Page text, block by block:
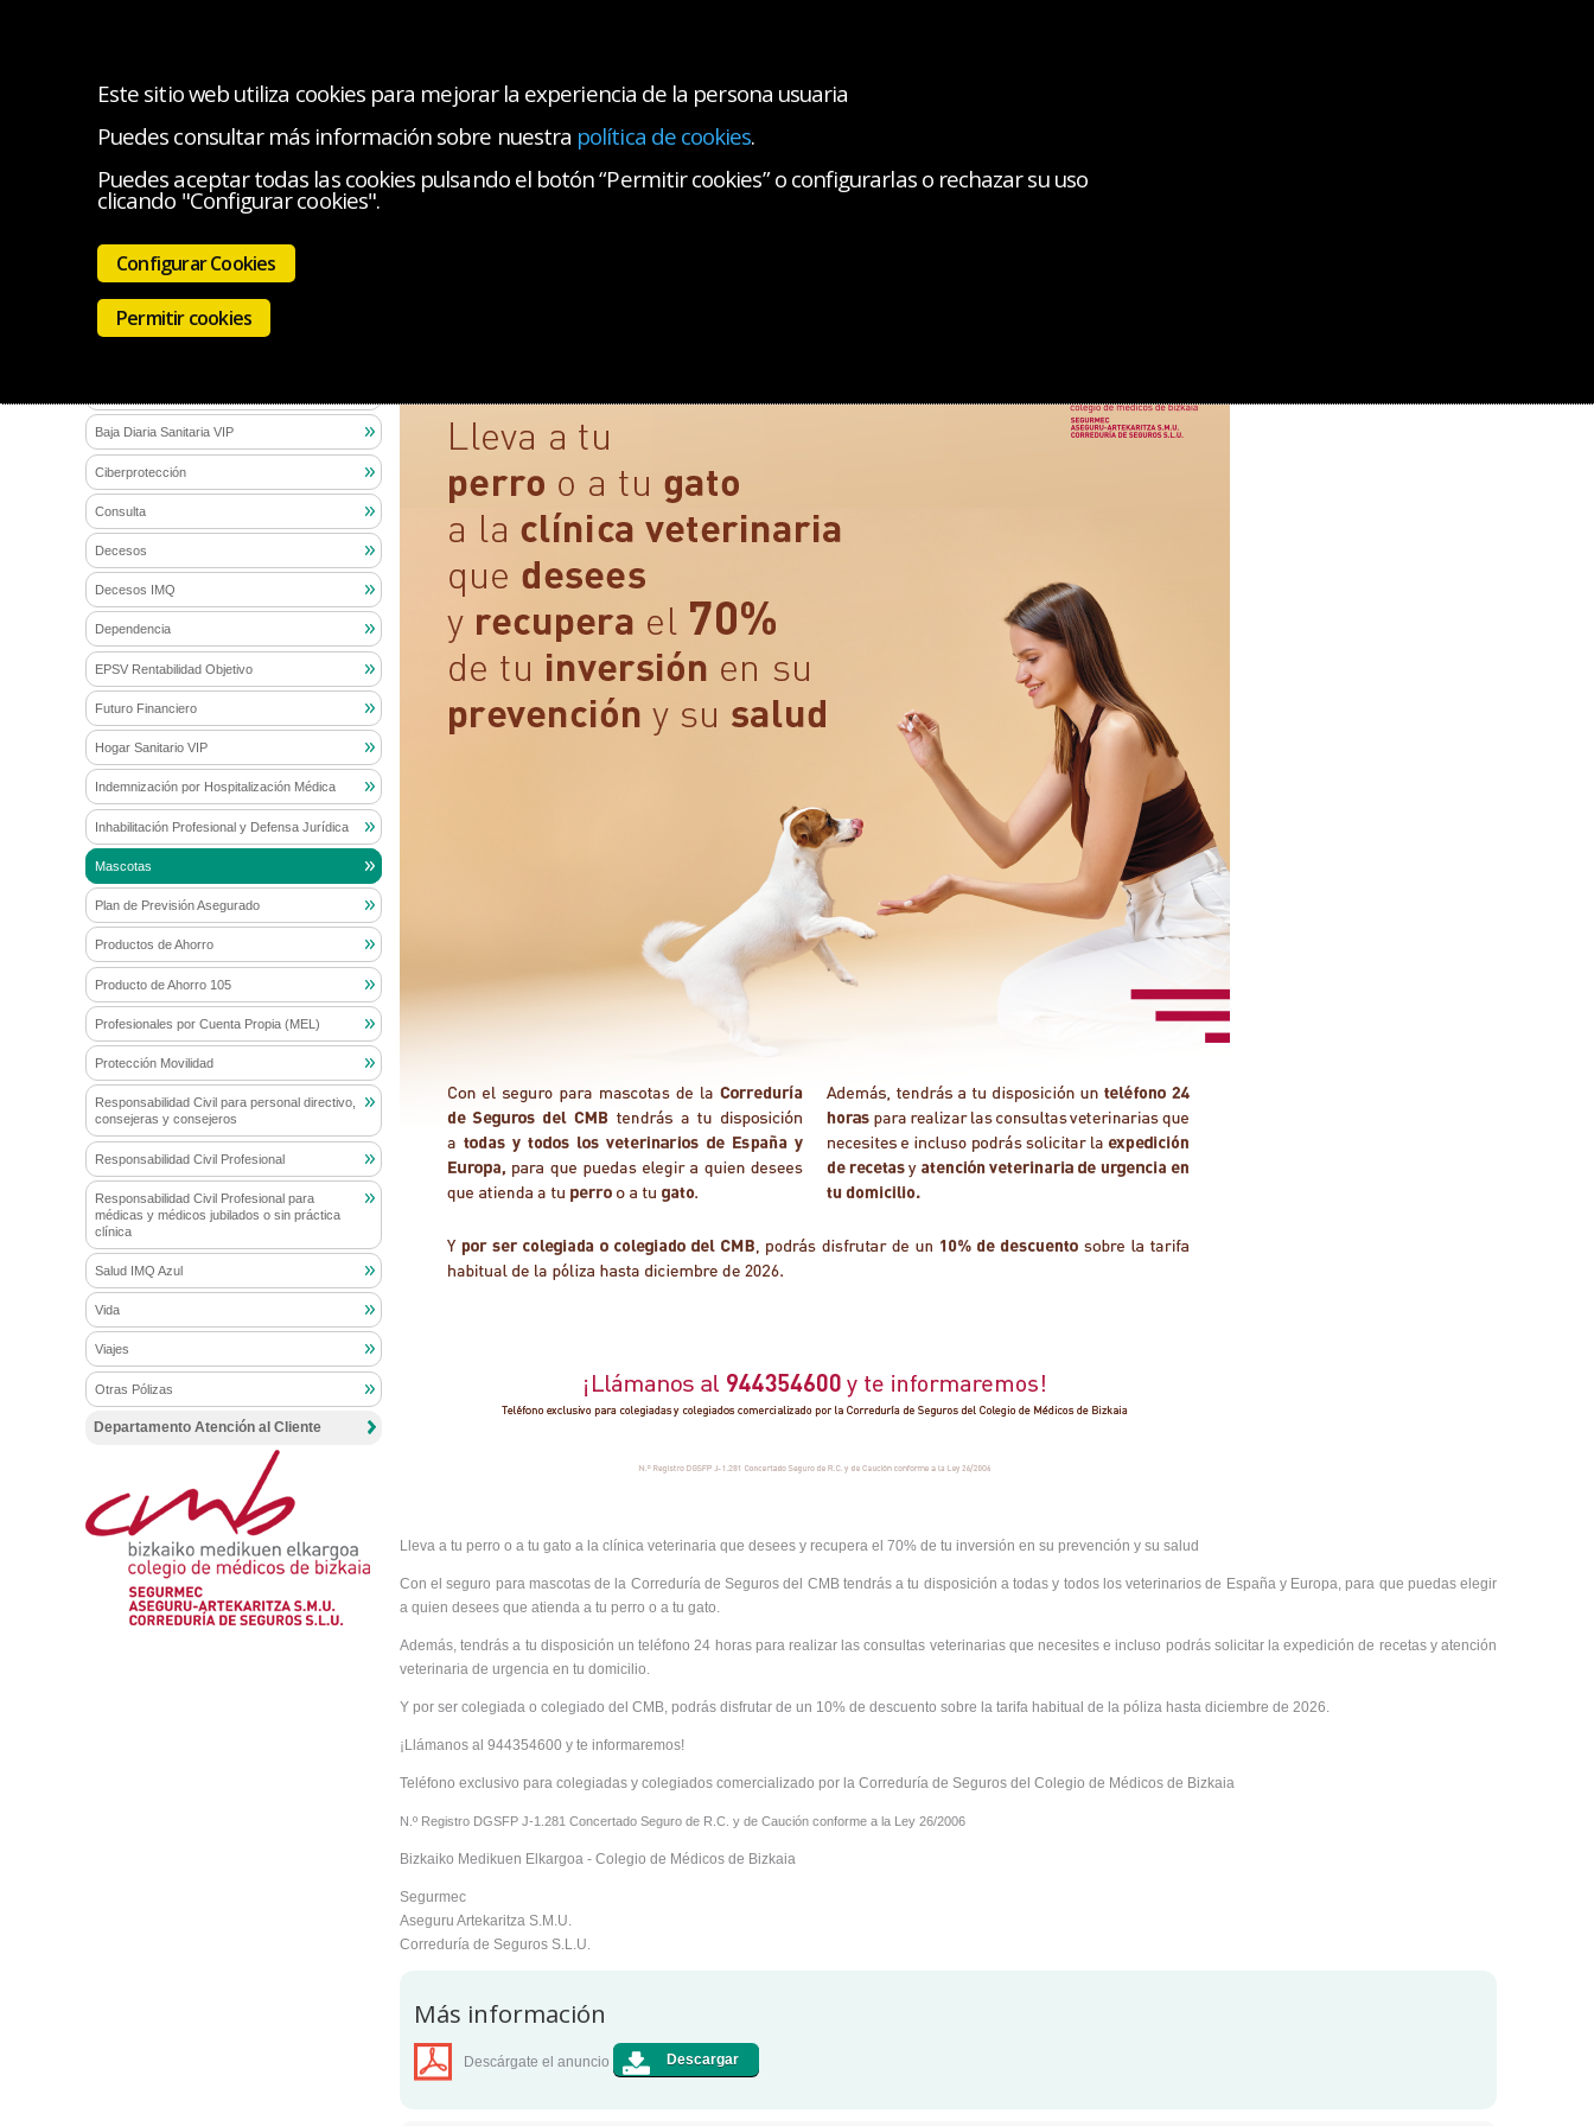
Este sitio web utiliza cookies para mejorar la experiencia de la persona usuaria
Puedes consultar más información sobre nuestra política de cookies.
Puedes aceptar todas las cookies pulsando el botón “Permitir cookies” o configurarlas o rechazar su uso
clicando "Configurar cookies".
Configurar Cookies
Permitir cookies
INICIO EL COLEGIO SERVICIOS INICIATIVAS COLEGIALES SALA DE PRENSA CONTACTO
Lleva a tu perro o a tu gato a la clínica veterinaria que desees y recupera el 70% de tu inversión en su prevención y su salud
Con el seguro para mascotas de la Correduría de Seguros del CMB tendrás a tu disposición a todas y todos los veterinarios de España y Europa, para que puedas elegir
a quien desees que atienda a tu perro o a tu gato.
Además, tendrás a tu disposición un teléfono 24 horas para realizar las consultas veterinarias que necesites e incluso podrás solicitar la expedición de recetas y atención
veterinaria de urgencia en tu domicilio.
Y por ser colegiada o colegiado del CMB, podrás disfrutar de un 10% de descuento sobre la tarifa habitual de la póliza hasta diciembre de 2026.
¡Llámanos al 944354600 y te informaremos!
Teléfono exclusivo para colegiadas y colegiados comercializado por la Correduría de Seguros del Colegio de Médicos de Bizkaia
N.º Registro DGSFP J-1.281 Concertado Seguro de R.C. y de Caución conforme a la Ley 26/2006
Bizkaiko Medikuen Elkargoa - Colegio de Médicos de Bizkaia
Segurmec
Aseguru Artekaritza S.M.U.
Correduría de Seguros S.L.U.
Más información
Descárgate el anuncio
Oferta Productos
Accidentes Médicas y Médicos VIP
Baja Diaria Sanitaria VIP
Ciberprotección
Consulta
Decesos
Decesos IMQ
Dependencia
EPSV Rentabilidad Objetivo
Futuro Financiero
Hogar Sanitario VIP
Indemnización por Hospitalización Médica
Inhabilitación Profesional y Defensa Jurídica
Mascotas
Plan de Previsión Asegurado
Productos de Ahorro
Producto de Ahorro 105
Profesionales por Cuenta Propia (MEL)
Protección Movilidad
Responsabilidad Civil para personal directivo,
consejeras y consejeros
Responsabilidad Civil Profesional
Responsabilidad Civil Profesional para
médicas y médicos jubilados o sin práctica
clínica
Salud IMQ Azul
Vida
Viajes
Otras Pólizas
Departamento Atención al Cliente